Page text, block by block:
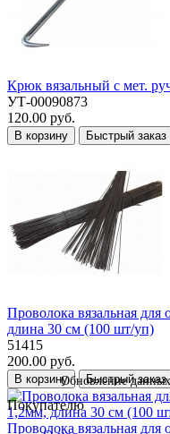
Крюк вязальный с мет.
УТ-00090873
120.00 руб.
В корзину Быстрый заказ
Проволока вязальная
длина 30 см (100 шт/уп)
51415
200.00 руб.
В корзину Быстрый заказ
Проволока вязальная
Обновление
Покупателю